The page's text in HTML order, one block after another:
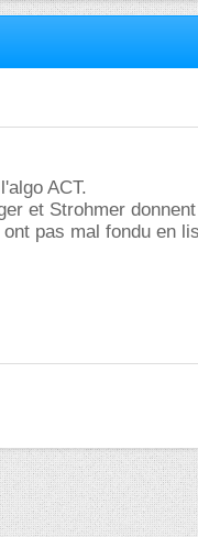
ACT.
et Strohmer
pas mal fondu en